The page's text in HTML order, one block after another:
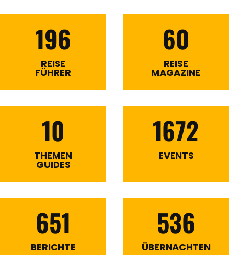
196
REISE
FÜHRER
60
REISE
MAGAZINE
10
THEMEN
GUIDES
1672
EVENTS
651
BERICHTE
536
ÜBERNACHTEN